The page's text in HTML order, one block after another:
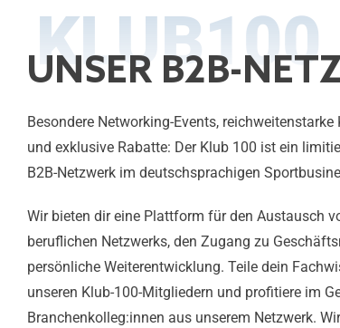
KLUB100
UNSER B2B-
Besondere Networking-Events,
und exklusive Rabatte: Der Klub 100 ist ein
B2B-Netzwerk im deutschsprachigen
Wir bieten dir eine Plattform für den Austausch
beruflichen Netzwerks, den Zugang zu
persönliche Weiterentwicklung. Teile dein
unseren Klub-100-Mitgliedern und profitiere im
Branchenkolleg:innen aus unserem Netzwerk.